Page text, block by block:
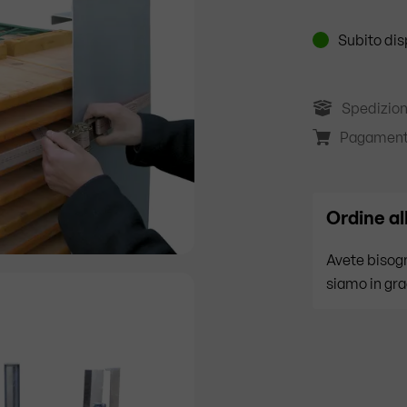
Subito
Ordine
Avete
siamo in